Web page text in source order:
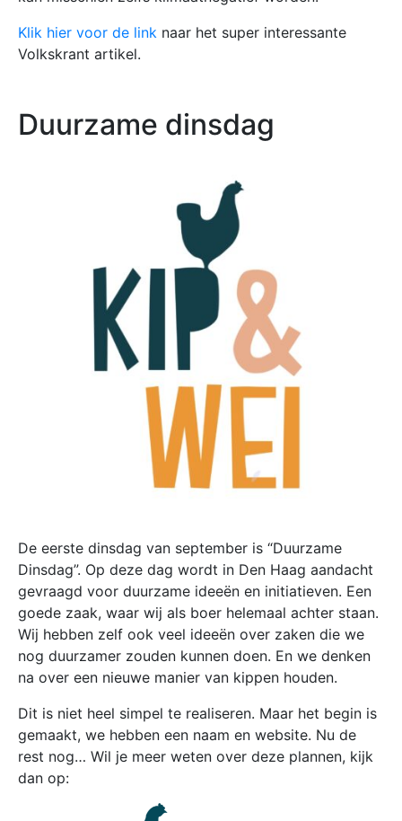
Klik hier voor de link naar het super interessante
Volkskrant artikel.
Duurzame dinsdag
De eerste dinsdag van september is “Duurzame
Dinsdag”. Op deze dag wordt in Den Haag aandacht
gevraagd voor duurzame ideeën en initiatieven. Een
goede zaak, waar wij als boer helemaal achter staan.
Wij hebben zelf ook veel ideeën over zaken die we
nog duurzamer zouden kunnen doen. En we denken
na over een nieuwe manier van kippen houden.
Dit is niet heel simpel te realiseren. Maar het begin is
gemaakt, we hebben een naam en website. Nu de
rest nog… Wil je meer weten over deze plannen, kijk
dan op: